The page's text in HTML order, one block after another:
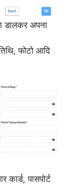
डालकर अपना
फोटो आदि
पासपोर्ट